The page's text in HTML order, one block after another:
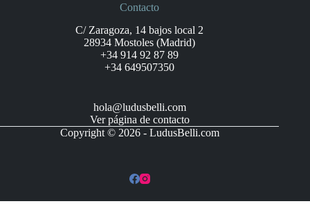
Contacto
C/ Zaragoza, 14 bajos local 2
28934 Mostoles (Madrid)
+34 914 92 87 89
+34 649507350
hola@ludusbelli.com
Ver página de contacto
Copyright © 2026 - LudusBelli.com